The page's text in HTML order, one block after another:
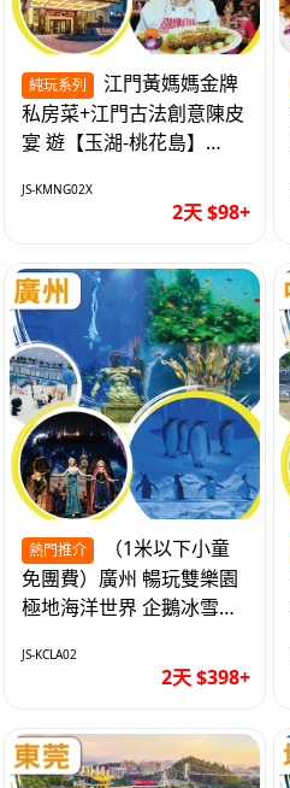
純玩系列
私房菜+江門古法創意陳皮
宴 遊【玉湖-桃花島】
純玩2天
JS-KMNG02X
2天 $98+
熱門推介
免團費）廣州 暢玩雙樂園
極地海洋世界 企鵝冰雪世
JS-KCLA02
2天 $398+